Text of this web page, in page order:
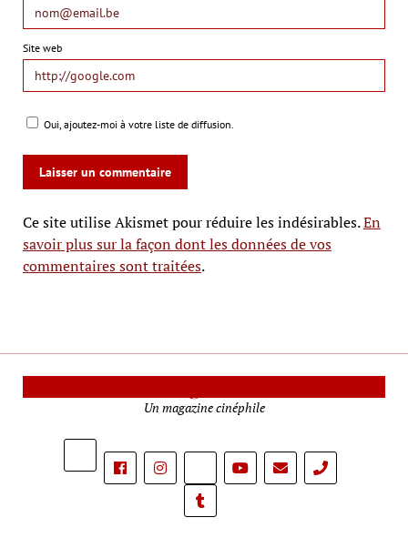
Site web
Oui, ajoutez-moi à votre liste de diffusion.
Ce site utilise Akismet pour réduire les indésirables.En
savoir plus sur la façon dont les données de vos
commentaires sont traitées.
Un magazine cinéphile
phone